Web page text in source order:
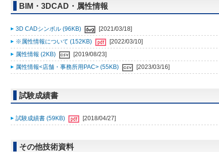
BIM・3DCAD・属性情報
3D CADシンボル (96KB)
[2021/03/18]
※属性情報について (152KB)
[2022/03/10]
属性情報 (2KB)
[2019/08/23]
属性情報<店舗・事務所用PAC> (55KB)
[2023/03/16]
試験成績書
試験成績書 (59KB) [2018/04/27]
その他技術資料